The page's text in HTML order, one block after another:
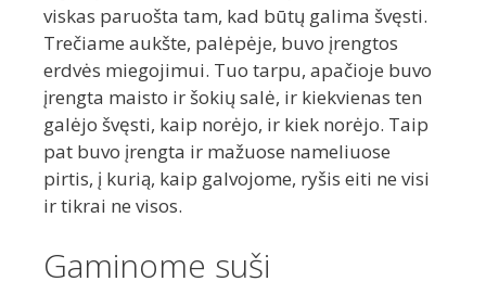
viskas paruošta tam, kad būtų galima švęsti.
Trečiame aukšte, palėpėje, buvo įrengtos
erdvės miegojimui. Tuo tarpu, apačioje buvo
įrengta maisto ir šokių salė, ir kiekvienas ten
galėjo švęsti, kaip norėjo, ir kiek norėjo. Taip
pat buvo įrengta ir mažuose nameliuose
pirtis, į kurią, kaip galvojome, ryšis eiti ne visi
ir tikrai ne visos.
Gaminome suši